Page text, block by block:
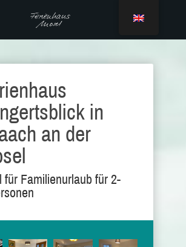
in
an der
für Familienurlaub für 2-